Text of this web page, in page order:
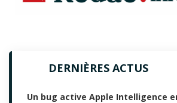
DERNIÈRES ACTUS
Un bug active Apple Intelligence